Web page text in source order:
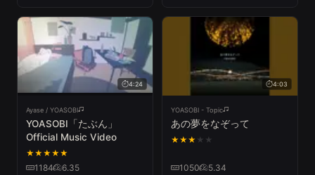
4:24
Ayase / YOASOBI
YOASOBI「たぶん」
Official Music Video
★★★★★
1184 6.35
4:03
YOASOBI - Topic
あの夢をなぞって
★★★ ★ ★
1050 5.34